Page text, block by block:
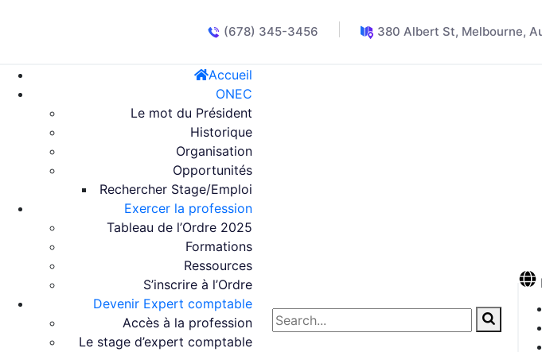
(678) 345-3456 380 Albert St, Melbourne,
Accueil
ONEC
Le mot du Président
Historique
Organisation
Opportunités
Rechercher Stage/Emploi
Exercer la profession
Tableau de l’Ordre 2025
Formations
Ressources
S’inscrire à l’Ordre
Devenir Expert comptable
Accès à la profession
Le stage d’expert comptable